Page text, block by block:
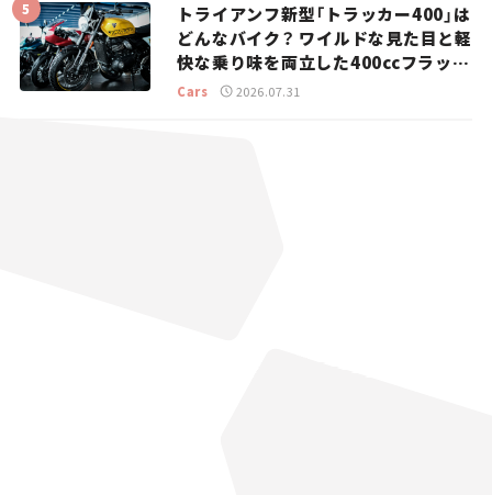
トライアンフ新型「トラッカー400」は
どんなバイク？ ワイルドな見た目と軽
快な乗り味を両立した400ccフラット
トラッカー【試乗レビュー】
Cars 2026.07.31